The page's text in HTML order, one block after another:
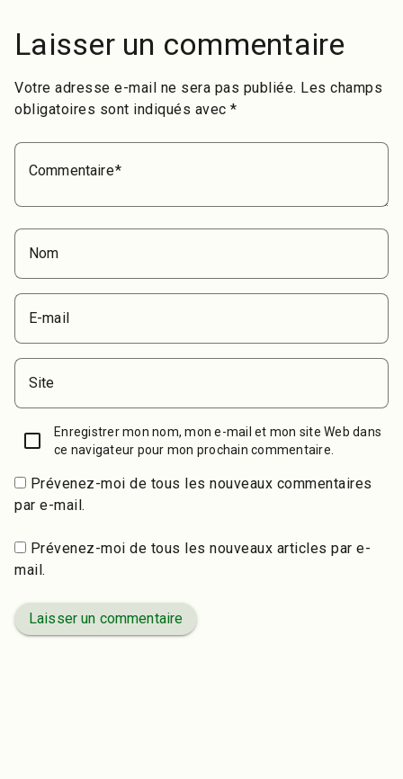
Laisser un commentaire
Votre adresse e-mail ne sera pas publiée. Les champs
obligatoires sont indiqués avec *
Commentaire
Nom
E-mail
Site
Enregistrer mon nom, mon e-mail et mon site Web dans
ce navigateur pour mon prochain commentaire.
Prévenez-moi de tous les nouveaux commentaires
par e-mail.
Prévenez-moi de tous les nouveaux articles par e-
mail.
Laisser un commentaire